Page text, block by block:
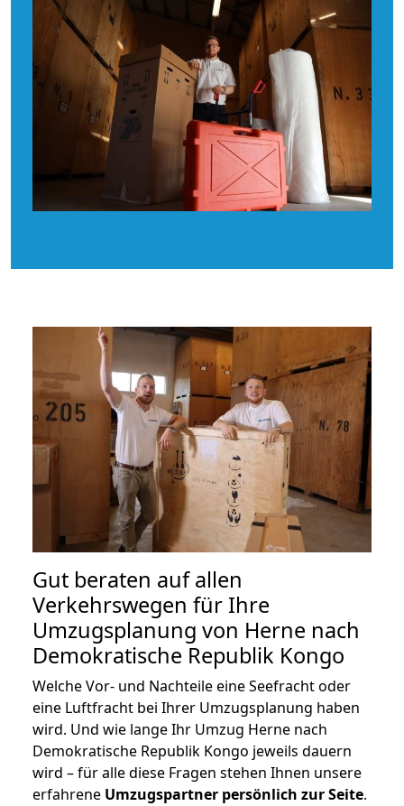
Gut beraten auf allen
Verkehrswegen für Ihre
Umzugsplanung von Herne nach
Demokratische Republik Kongo
Welche Vor- und Nachteile eine Seefracht oder
eine Luftfracht bei Ihrer Umzugsplanung haben
wird. Und wie lange Ihr Umzug Herne nach
Demokratische Republik Kongo jeweils dauern
wird – für alle diese Fragen stehen Ihnen unsere
erfahrene Umzugspartner persönlich zur Seite.